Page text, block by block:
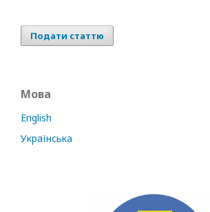
Подати статтю
Мова
English
Українська